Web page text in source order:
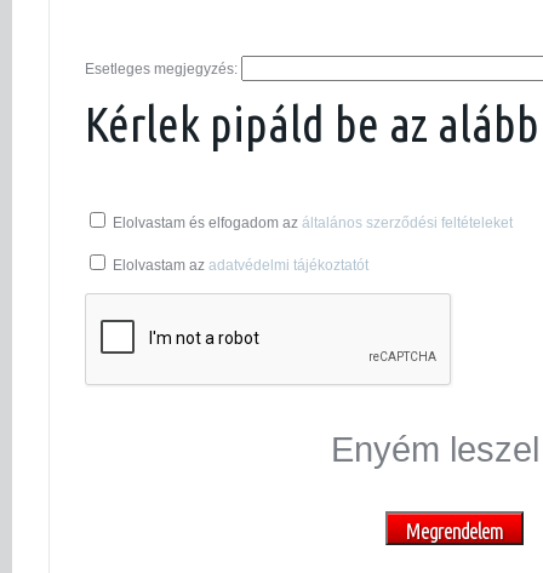
Esetleges megjegyzés:
Kérlek pipáld be az
Elolvastam és elfogadom az általános szerződési feltételeket
Elolvastam az adatvédelmi tájékoztatót
Enyém